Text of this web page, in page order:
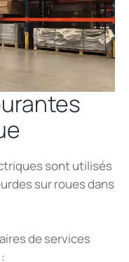
sont utilisés
sur roues dans
de services